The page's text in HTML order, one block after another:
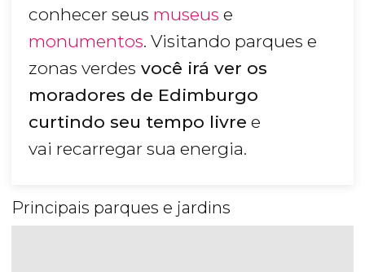
conhecer seus museus e
monumentos. Visitando parques e
zonas verdes você irá ver os
moradores de Edimburgo
curtindo seu tempo livre e
vai recarregar sua energia.
Principais parques e jardins